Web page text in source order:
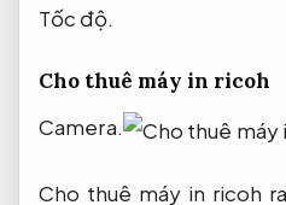
Tốc độ.
Cho thuê máy in ricoh
Camera.
Cho thuê máy in ricoh